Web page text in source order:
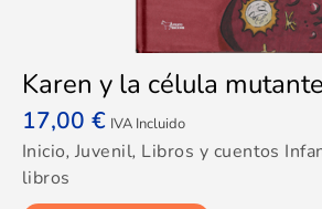
Karen y la célula mutante
17,00 € IVA Incluido
Inicio, Juvenil, Libros y cuentos
libros